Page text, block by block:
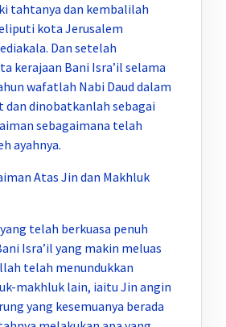
tahtanya dan kembalilah
kota Jerusalem
Dan setelah
kerajaan Bani Isra’il selama
wafatlah Nabi Daud dalam
dan dinobatkanlah sebagai
sebagaimana telah
ayahnya.
Atas Jin dan Makhluk
telah berkuasa penuh
Isra’il yang makin meluas
telah menundukkan
makhluk lain, iaitu Jin angin
yang kesemuanya berada